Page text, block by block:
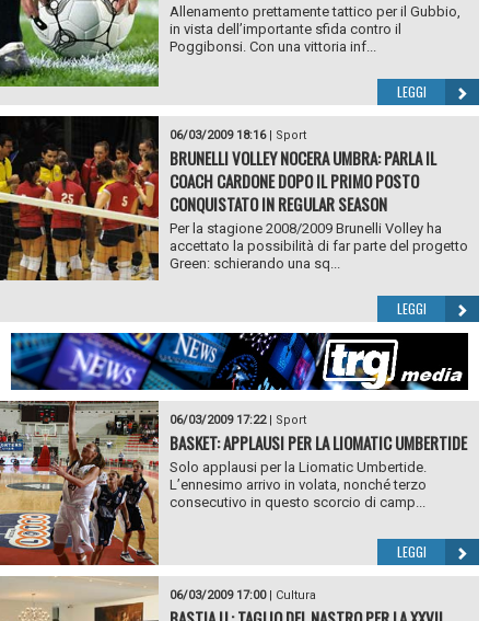
Allenamento prettamente tattico per il Gubbio,
in vista dell’importante sfida contro il
Poggibonsi. Con una vittoria inf...
LEGGI
06/03/2009 18:16| Sport
BRUNELLI VOLLEY NOCERA UMBRA: PARLA IL
COACH CARDONE DOPO IL PRIMO POSTO
CONQUISTATO IN REGULAR SEASON
Per la stagione 2008/2009 Brunelli Volley ha
accettato la possibilità di far parte del progetto
Green: schierando una sq...
LEGGI
06/03/2009 17:22| Sport
BASKET: APPLAUSI PER LA LIOMATIC UMBERTIDE
Solo applausi per la Liomatic Umbertide.
L’ennesimo arrivo in volata, nonché terzo
consecutivo in questo scorcio di camp...
LEGGI
06/03/2009 17:00| Cultura